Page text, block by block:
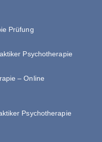
Prüfung
Psychotherapie
– Online
Psychotherapie